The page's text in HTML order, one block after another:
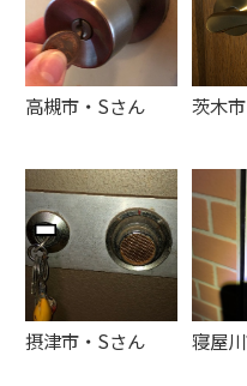
高槻市・Sさん 茨木
摂津市・Sさん 寝屋